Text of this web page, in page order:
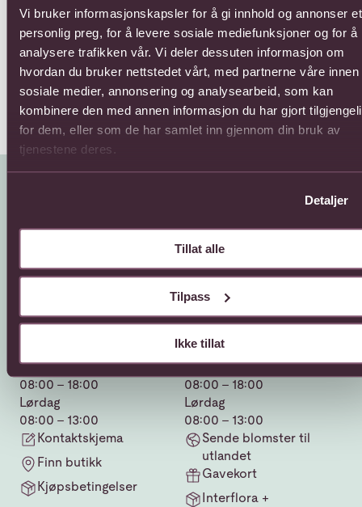
Vi bruker informasjonskapsler for å gi innhold og annonser et
personlig preg, for å levere sosiale mediefunksjoner og for å
analysere trafikken vår. Vi deler dessuten informasjon om
hvordan du bruker nettstedet vårt, med partnerne våre innen
sosiale medier, annonsering og analysearbeid, som kan
kombinere den med annen informasjon du har gjort
for dem, eller som de har samlet inn gjennom din bruk av
tjenestene deres.
Detaljer
Tillat alle
Tilpass
Ikke tillat
1210,-
stemmed
935,-
Mandag - fredag
08:00 - 18:00
Lørdag
08:00 - 13:00
Kontaktskjema
Finn butikk
Kjøpsbetingelser
Sende blomster
800 40 400
Mandag - fredag
08:00 - 18:00
Lørdag
08:00 - 13:00
Sende blomster til
utlandet
Gavekort
Interflora +